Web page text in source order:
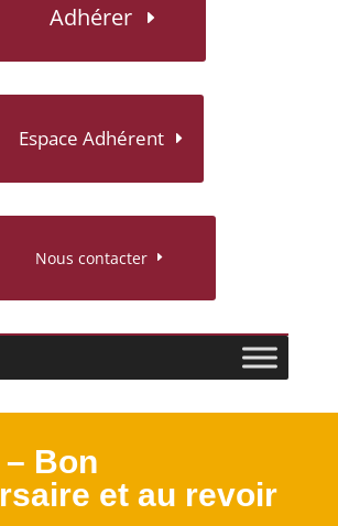
Adhérer
Espace Adhérent
Nous contacter
Bon
et au revoir